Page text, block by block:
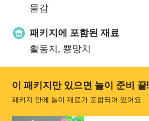
물감
패키지에 포함된 재료
활동지, 뿅망치
이 패키지만 있으면 놀이 준비 끝!
패키지 안에 놀이 재료가 포함되어 있어요